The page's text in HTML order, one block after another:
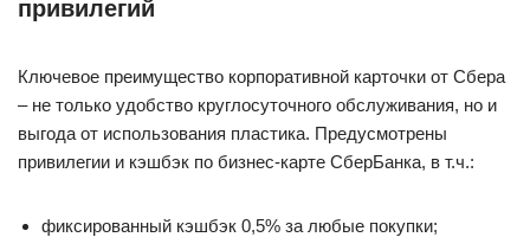
привилегий
Ключевое преимущество корпоративной карточки от Сбера
– не только удобство круглосуточного обслуживания, но и
выгода от использования пластика. Предусмотрены
привилегии и кэшбэк по бизнес-карте СберБанка, в т.ч.:
фиксированный кэшбэк 0,5% за любые покупки;